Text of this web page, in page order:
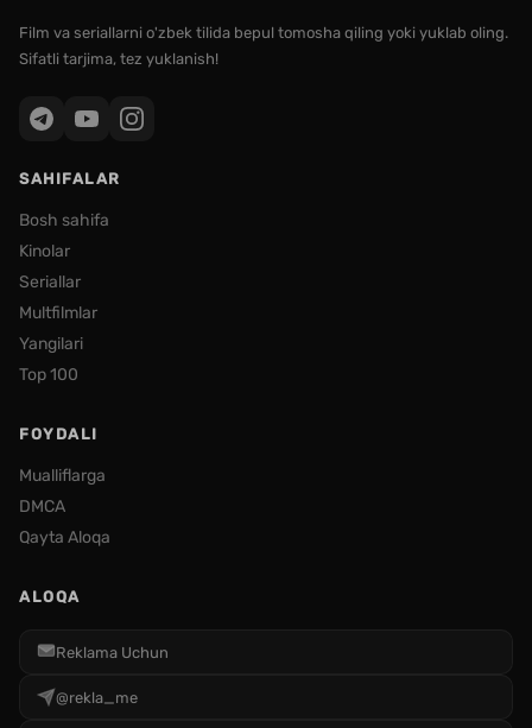
Film va seriallarni o'zbek tilida bepul tomosha qiling yoki yuklab oling.
Sifatli tarjima, tez yuklanish!
SAHIFALAR
Bosh sahifa
Kinolar
Seriallar
Multfilmlar
Yangilari
Top 100
FOYDALI
Mualliflarga
DMCA
Qayta Aloqa
ALOQA
Reklama Uchun
@rekla_me